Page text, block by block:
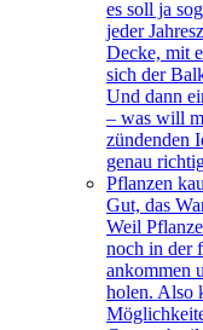
es soll ja
jeder
Decke, mit
sich der
Und dann
– was will
zündenden
genau
Pflanzen
Gut, das
Weil
noch in der
ankommen
holen. Also